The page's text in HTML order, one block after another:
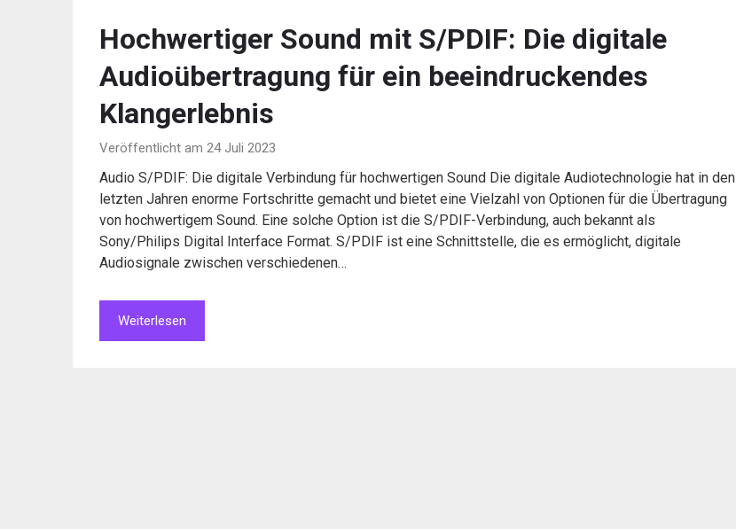
Hochwertiger Sound mit S/PDIF: Die digitale
Audioübertragung für ein beeindruckendes
Klangerlebnis
Veröffentlicht am 24 Juli 2023
Audio S/PDIF: Die digitale Verbindung für hochwertigen Sound Die digitale Audiotechnologie hat in den
letzten Jahren enorme Fortschritte gemacht und bietet eine Vielzahl von Optionen für die Übertragung
von hochwertigem Sound. Eine solche Option ist die S/PDIF-Verbindung, auch bekannt als
Sony/Philips Digital Interface Format. S/PDIF ist eine Schnittstelle, die es ermöglicht, digitale
Audiosignale zwischen verschiedenen…
Weiterlesen